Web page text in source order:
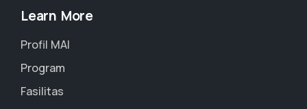
Learn More
Profil MAI
Program
Fasilitas